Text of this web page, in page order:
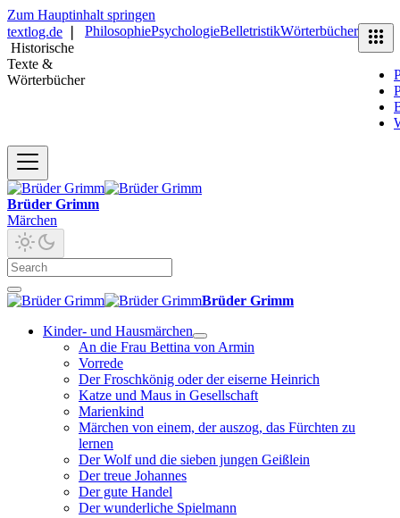
Zum Hauptinhalt springen
textlog.de
Historische
Texte &
Wörterbücher
PhilosophiePsychologieBelletristikWörterbücher
Brüder Grimm
Märchen
Brüder Grimm
Kinder- und Hausmärchen
An die Frau Bettina von Armin
Vorrede
Der Froschkönig oder der eiserne Heinrich
Katze und Maus in Gesellschaft
Marienkind
Märchen von einem, der auszog, das Fürchten zu
lernen
Der Wolf und die sieben jungen Geißlein
Der treue Johannes
Der gute Handel
Der wunderliche Spielmann